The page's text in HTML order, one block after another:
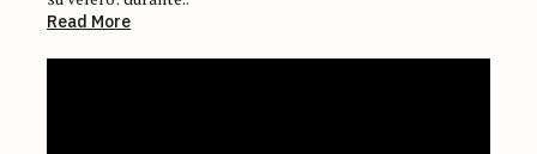
Read More